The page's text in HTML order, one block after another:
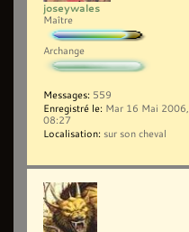
joseywales
Maître
Archange
Messages: 559
Enregistré le: Mar 16 Mai 2006,
08:27
Localisation: sur son cheval